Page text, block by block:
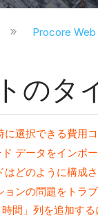
展開/折り
Procore
のタ
に選択できる費用
データをインポ
どのように構成
ンの問題をトラ
間」列を追加す